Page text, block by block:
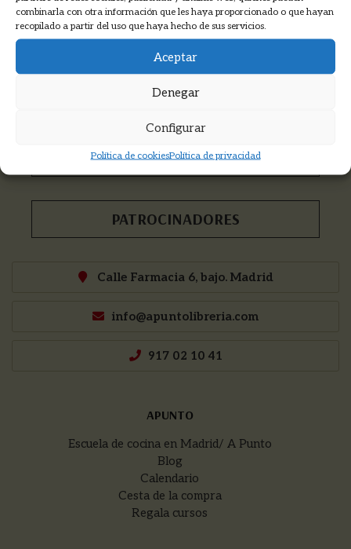
combinarla con otra información que les haya proporcionado o que hayan
recopilado a partir del uso que haya hecho de sus servicios.
Aceptar
Denegar
Configurar
Política de cookiesPolítica de privacidad
información de cursos y mucho más...
COOKMADRID
PNKA PRODUCCIONES
PATROCINADORES
Calle Farmacia 6, bajo. Madrid
info@apuntolibreria.com
917 02 10 41
APUNTO
Escuela de cocina en Madrid/ A Punto
Blog
Calendario
Cesta de la compra
Regala cursos